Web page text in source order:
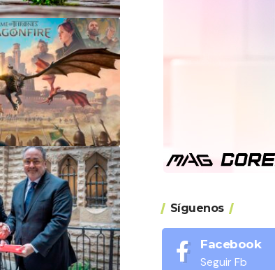
Síguenos
Facebook
Seguir Fb